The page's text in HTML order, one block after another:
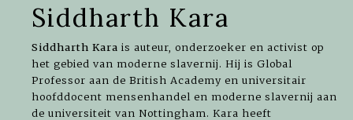
Siddharth Kara
Siddharth Kara is auteur, onderzoeker en activist op
het gebied van moderne slavernij. Hij is Global
Professor aan de British Academy en universitair
hoofddocent mensenhandel en moderne slavernij aan
de universiteit van Nottingham. Kara heeft